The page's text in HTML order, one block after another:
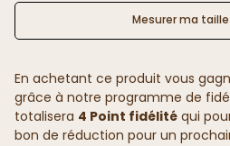
Mesurer ma
En achetant ce produit vous
grâce à notre programme de
totalisera 4 Point fidélité qui
bon de réduction pour un